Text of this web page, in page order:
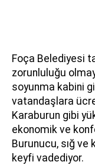
Foça Belediyesi
zorunluluğu
soyunma kabini
vatandaşlara
Karaburun gibi
ekonomik ve
Burunucu, sığ ve
keyfi vadediyor.